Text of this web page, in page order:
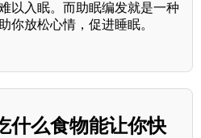
以入眠。而助眠编发就是一种
你放松心情，促进睡眠。
什么食物能让你快